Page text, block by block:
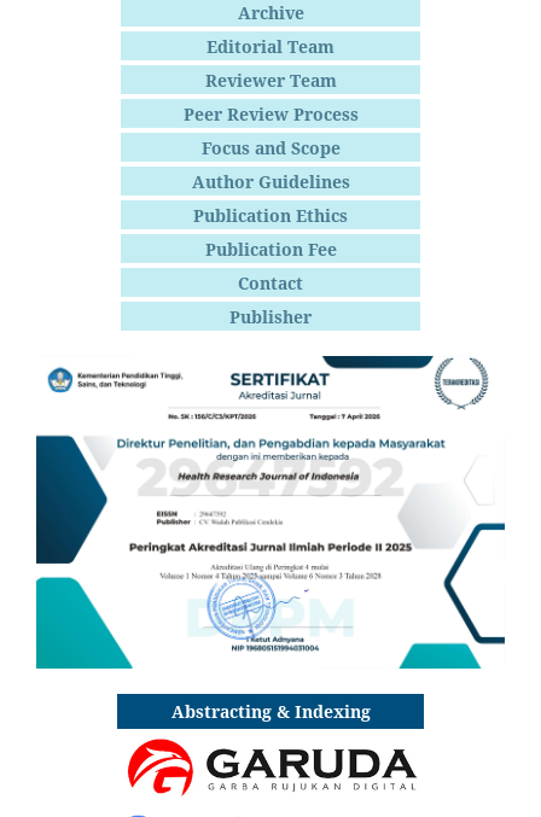
Archive
Editorial Team
Reviewer Team
Peer Review Process
Focus and Scope
Author Guidelines
Publication Ethics
Publication Fee
Contact
Publisher
Abstracting & Indexing